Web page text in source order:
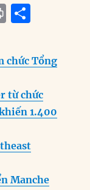
P
n
t
a
re
chức Tổng
từ chức
1.400
Manche